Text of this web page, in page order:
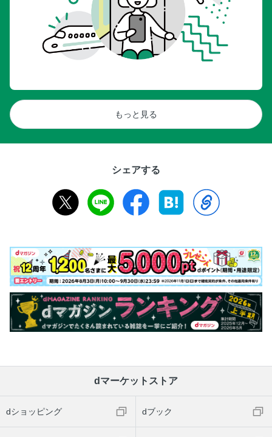
もっと見る
シェアする
dマーケットストア
dショッピング dブック